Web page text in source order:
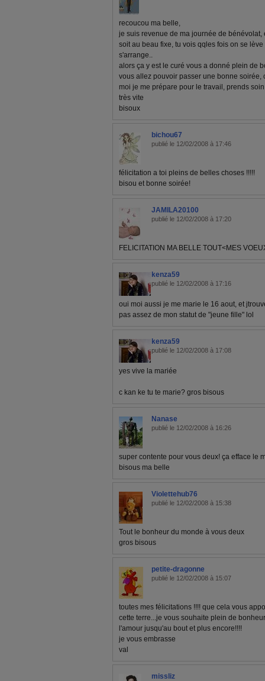
recoucou ma belle,
je suis revenue de ma journée de
soit au beau fixe, tu vois qqles fois on se
s'arrange..
alors ça y est le curé vous a donné plein de
vous allez pouvoir passer une bonne soirée,
moi je me prépare pour le travail, prends
très vite
bisoux
bichou67
publié le 12/02/2008 à 17:46
félicitation a toi pleins de belles choses !!!!!
bisou et bonne soirée!
JAMILA20100
publié le 12/02/2008 à 17:20
FELICITATION MA BELLE TOUT<MES
kenza59
publié le 12/02/2008 à 17:16
oui moi aussi je me marie le 16 aout, et
pas assez de mon statut de "jeune fille" lol
kenza59
publié le 12/02/2008 à 17:08
yes vive la mariée
c kan ke tu te marie? gros bisous
Nanase
publié le 12/02/2008 à 16:26
super contente pour vous deux! ça efface le
bisous ma belle
Violettehub76
publié le 12/02/2008 à 15:38
Tout le bonheur du monde à vous deux
gros bisous
petite-dragonne
publié le 12/02/2008 à 15:07
toutes mes félicitations !!!! que cela vous
cette terre...je vous souhaite plein de
l'amour jusqu'au bout et plus encore!!!!
je vous embrasse
val
missliz